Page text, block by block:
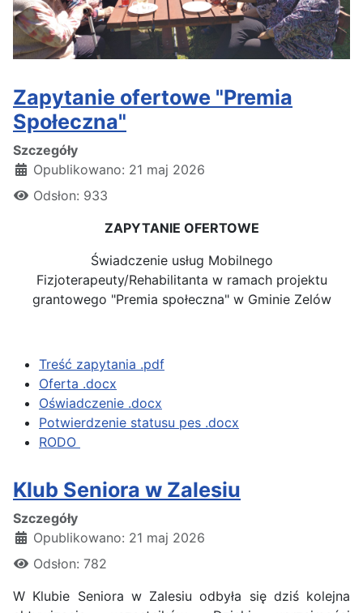
Zapytanie ofertowe "Premia
Społeczna"
Szczegóły
Opublikowano: 21 maj 2026
Odsłon: 933
ZAPYTANIE OFERTOWE
Świadczenie usług Mobilnego
Fizjoterapeuty/Rehabilitanta w ramach projektu
grantowego "Premia społeczna" w Gminie Zelów
Treść zapytania .pdf
Oferta .docx
Oświadczenie .docx
Potwierdzenie statusu pes .docx
RODO
Klub Seniora w Zalesiu
Szczegóły
Opublikowano: 21 maj 2026
Odsłon: 782
W Klubie Seniora w Zalesiu odbyła się dziś kolejna